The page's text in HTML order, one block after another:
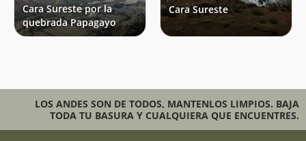
Cara Sureste por la
quebrada Papagayo
Cara Sureste
LOS ANDES SON DE TODOS, MANTENLOS LIMPIOS. BAJA
TODA TU BASURA Y CUALQUIERA QUE ENCUENTRES.